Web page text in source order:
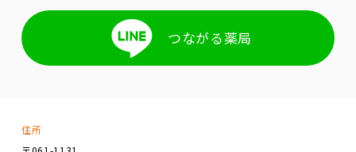
つながる薬局
住所